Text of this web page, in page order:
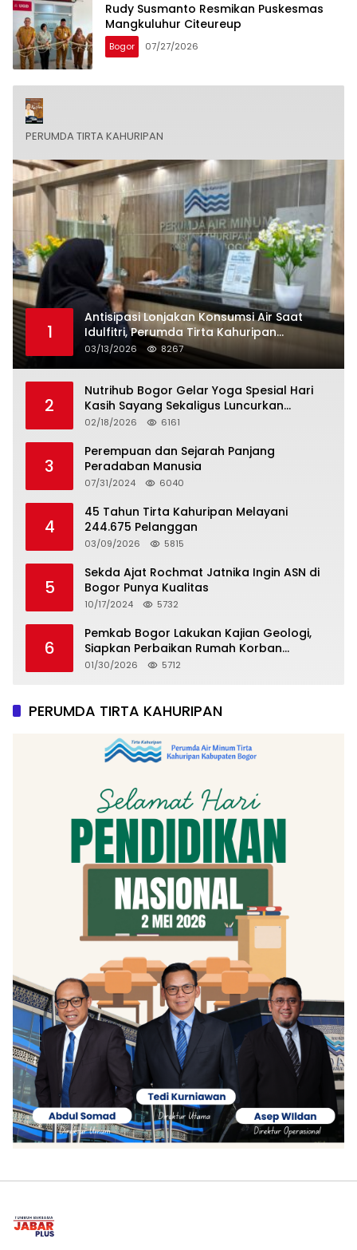
Rudy Susmanto Resmikan Puskesmas
Mangkuluhur Citeureup
Bogor 07/27/2026
PERUMDA TIRTA KAHURIPAN
1
Antisipasi Lonjakan Konsumsi Air Saat
Idulfitri, Perumda Tirta Kahuripan
Berlakukan Status Siaga Lebaran
03/13/2026 8267
2
Nutrihub Bogor Gelar Yoga Spesial Hari
Kasih Sayang Sekaligus Luncurkan
Tropicana Slim Beras Porang Golden Ube
02/18/2026 6161
3
Perempuan dan Sejarah Panjang
Peradaban Manusia
07/31/2024 6040
4
45 Tahun Tirta Kahuripan Melayani
244.675 Pelanggan
03/09/2026 5815
5
Sekda Ajat Rochmat Jatnika Ingin ASN di
Bogor Punya Kualitas
10/17/2024 5732
6
Pemkab Bogor Lakukan Kajian Geologi,
Siapkan Perbaikan Rumah Korban
Pergeseran Tanah
01/30/2026 5712
PERUMDA TIRTA KAHURIPAN